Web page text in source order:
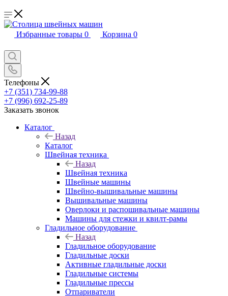
Избранные товары 0 Корзина 0
Телефоны
+7 (351) 734-99-88
+7 (996) 692-25-89
Заказать звонок
Каталог
Назад
Каталог
Швейная техника
Назад
Швейная техника
Швейные машины
Швейно-вышивальные машины
Вышивальные машины
Оверлоки и распошивальные машины
Машины для стежки и квилт-рамы
Гладильное оборудование
Назад
Гладильное оборудование
Гладильные доски
Активные гладильные доски
Гладильные системы
Гладильные прессы
Отпариватели